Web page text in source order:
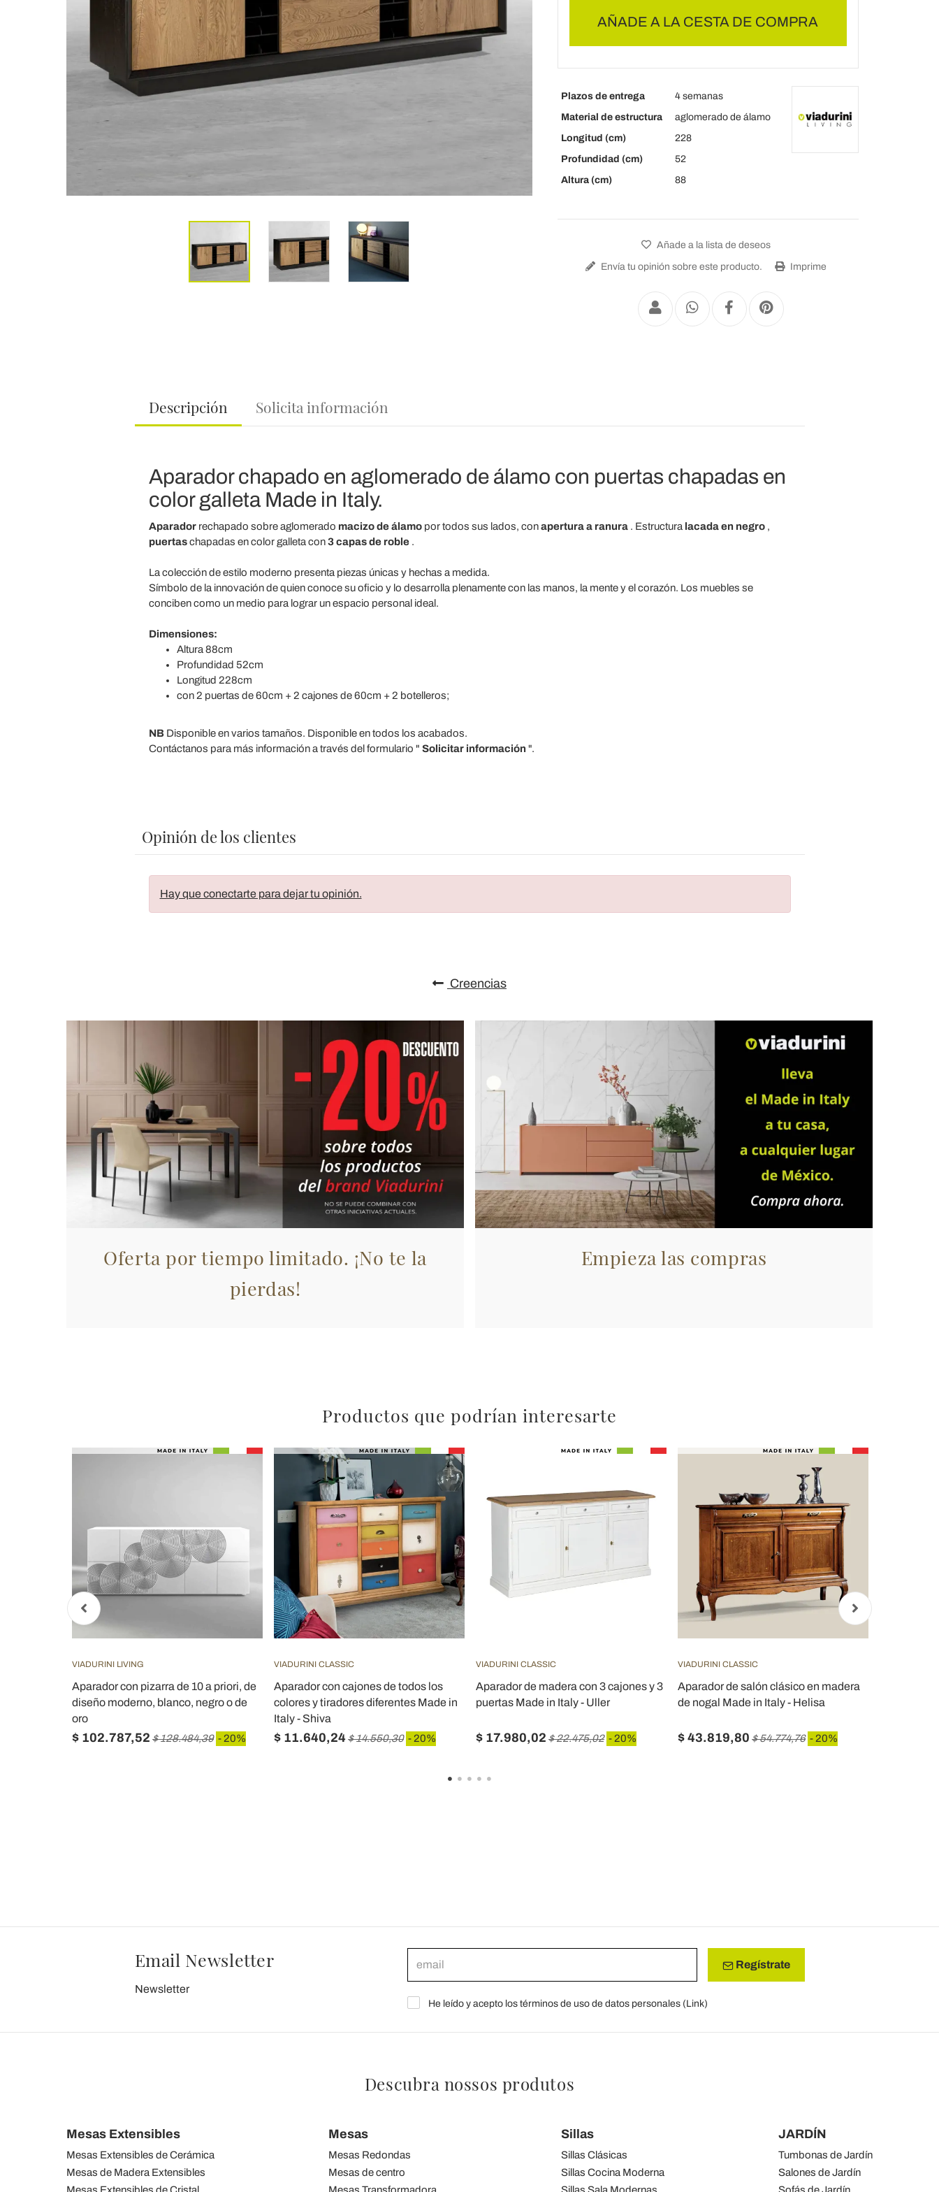
AÑADE A LA CESTA DE COMPRA
Plazos de entrega
4 semanas
Material de estructura
aglomerado de álamo
Longitud (cm)
228
Profundidad (cm)
52
Altura (cm)
88
Añade a la lista de deseos
Envía tu opinión sobre este producto. Imprime
Descripción Solicita información
Aparador chapado en aglomerado de álamo con puertas chapadas en
color galleta Made in Italy.
Aparadorrechapado sobre aglomerado macizo de álamopor todos sus lados, conapertura a ranura. Estructura lacada en negro,
puertaschapadas en color galleta con3 capas de roble.
La colección de estilo moderno presenta piezas únicas y hechas a medida.
Símbolo de la innovación de quien conoce su oficio y lo desarrolla plenamente con las manos, la mente y el corazón. Los muebles se
conciben como un medio para lograr un espacio personal ideal.
Dimensiones:
Altura 88cm
Profundidad 52cm
Longitud 228cm
con 2 puertas de 60cm + 2 cajones de 60cm + 2 botelleros;
NBDisponible en varios tamaños. Disponible en todos los acabados.
Contáctanos para más información a través del formulario " Solicitar información ".
Opinión de los clientes
Hay que conectarte para dejar tu opinión.
Creencias
Oferta por tiempo limitado. ¡No te la
pierdas!
Empieza las compras
Productos que podrían interesarte
VIADURINI LIVING
Aparador con pizarra de 10 a priori, de
diseño moderno, blanco, negro o de
oro
$ 102.787,52 $ 128.484,39 - 20%
VIADURINI CLASSIC
Aparador con cajones de todos los
colores y tiradores diferentes Made in
Italy - Shiva
$ 11.640,24$ 14.550,30 - 20%
VIADURINI CLASSIC
Aparador de madera con 3 cajones y 3
puertas Made in Italy - Uller
$ 17.980,02 $ 22.475,02 - 20%
VIADURINI CLASSIC
Aparador de salón clásico en madera
de nogal Made in Italy - Helisa
$ 43.819,80 $ 54.774,76 - 20%
Email Newsletter
Newsletter
Regístrate
He leído y acepto los términos de uso de datos personales (Link)
Descubra nossos produtos
Mesas Extensibles
Mesas Extensibles de Cerámica
Mesas de Madera Extensibles
Mesas
Mesas Redondas
Mesas de centro
Sillas
Sillas Clásicas
Sillas Cocina Moderna
JARDÍN
Tumbonas de Jardín
Salones de Jardín